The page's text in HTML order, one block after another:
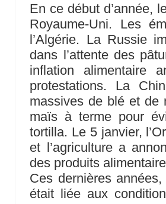
En ce début d’année,
Royaume-Uni. Les
l’Algérie. La Russie
dans l’attente des
inflation alimentaire
protestations. La
massives de blé et de
maïs à terme pour
tortilla. Le 5 janvier,
et l’agriculture a
des produits
Ces dernières
était liée aux